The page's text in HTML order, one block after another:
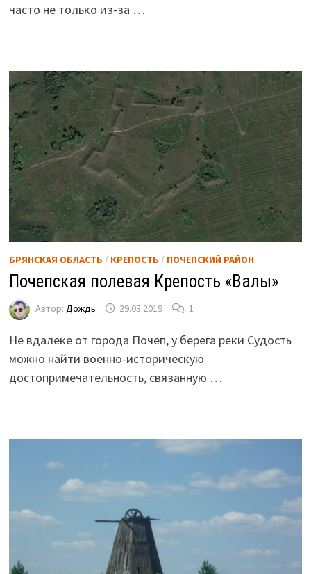
часто не только из-за …
БРЯНСКАЯ ОБЛАСТЬ / КРЕПОСТЬ / ПОЧЕПСКИЙ РАЙОН
Почепская полевая Крепость «Валы»
Автор: Дождь 29.03.2019 1
Не вдалеке от города Почеп, у берега реки Судость
можно найти военно-историческую
достопримечательность, связанную …